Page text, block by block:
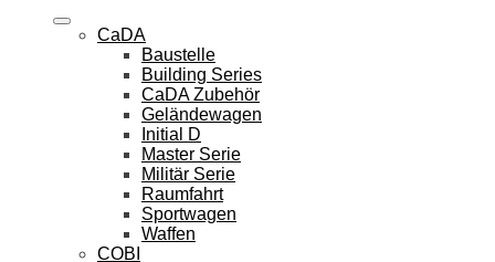
CaDA
Baustelle
Building Series
CaDA Zubehör
Geländewagen
Initial D
Master Serie
Militär Serie
Raumfahrt
Sportwagen
Waffen
COBI